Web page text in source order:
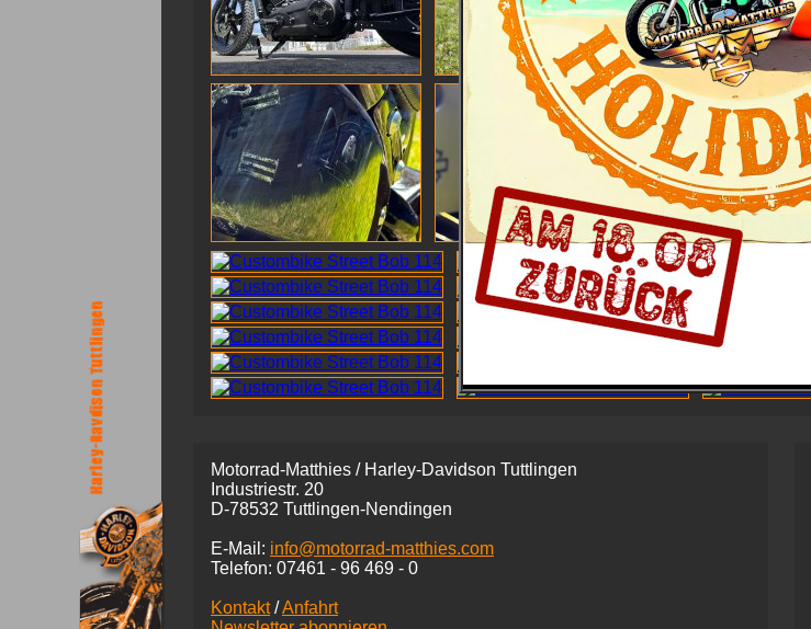
Motorrad-Matthies / Harley-Davidson Tuttlingen
Industriestr. 20
D-78532 Tuttlingen-Nendingen
E-Mail: info@motorrad-matthies.com
Telefon: 07461 - 96 469 - 0
Kontakt/Anfahrt